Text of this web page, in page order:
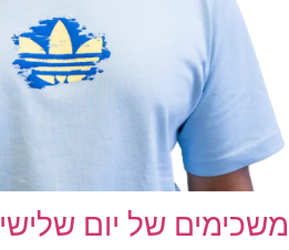
משכימים של יום שלישי